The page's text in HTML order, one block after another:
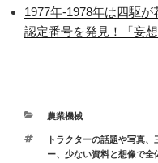
1977年-1978年は四駆
認定番号を発見！「妄想
カ
ゴ
農業機械
タ
グ
トラクターの話題や写真、
ー、 少ない資料と想像で全